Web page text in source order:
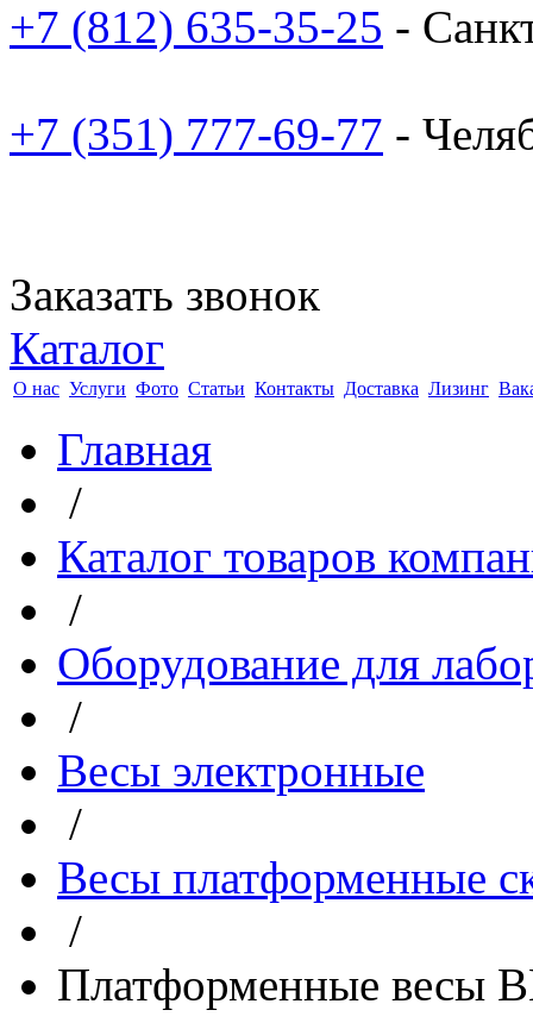
+7 (812) 635-35-25 -
+7 (351) 777-69-77 -
Заказать звонок
Каталог
О нас Услуги Фото Статьи Контакты Доставка Лизинг
Главная
/
Каталог товаров
/
Оборудование для
/
Весы электронные
/
Весы платформенные
/
Платформенные весы